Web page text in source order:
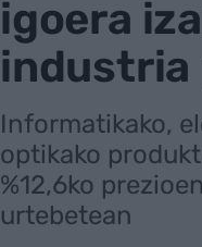
igoera
industria
Informatikako,
optikako
%12,6ko
urtebetean